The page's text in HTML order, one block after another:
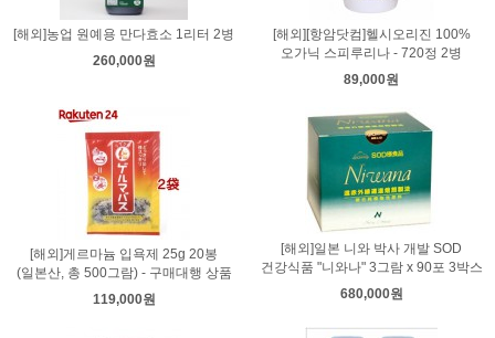
[해외]농업 원예용 만다효소 1리터 2병
260,000원
[해외][항암닷컴]헬시오리진 100%
오가닉 스피루리나 - 720정 2병
89,000원
[해외]게르마늄 입욕제 25g 20봉
(일본산, 총 500그람) - 구매대행 상품
119,000원
[해외]일본 니와 박사 개발 SOD
건강식품 "니와나" 3그람 x 90포 3박스
680,000원